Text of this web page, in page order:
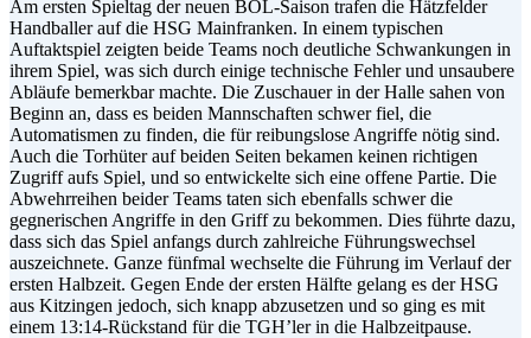
Am ersten Spieltag der neuen BOL-Saison trafen die Hätzfelder
Handballer auf die HSG Mainfranken. In einem typischen
Auftaktspiel zeigten beide Teams noch deutliche Schwankungen in
ihrem Spiel, was sich durch einige technische Fehler und unsaubere
Abläufe bemerkbar machte. Die Zuschauer in der Halle sahen von
Beginn an, dass es beiden Mannschaften schwer fiel, die
Automatismen zu finden, die für reibungslose Angriffe nötig sind.
Auch die Torhüter auf beiden Seiten bekamen keinen richtigen
Zugriff aufs Spiel, und so entwickelte sich eine offene Partie. Die
Abwehrreihen beider Teams taten sich ebenfalls schwer die
gegnerischen Angriffe in den Griff zu bekommen. Dies führte dazu,
dass sich das Spiel anfangs durch zahlreiche Führungswechsel
auszeichnete. Ganze fünfmal wechselte die Führung im Verlauf der
ersten Halbzeit. Gegen Ende der ersten Hälfte gelang es der HSG
aus Kitzingen jedoch, sich knapp abzusetzen und so ging es mit
einem 13:14-Rückstand für die TGH’ler in die Halbzeitpause.